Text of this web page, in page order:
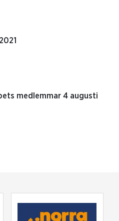
medlemmar 4 augusti